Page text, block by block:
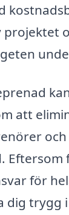
projektet
att
Eftersom
för
dig trygg